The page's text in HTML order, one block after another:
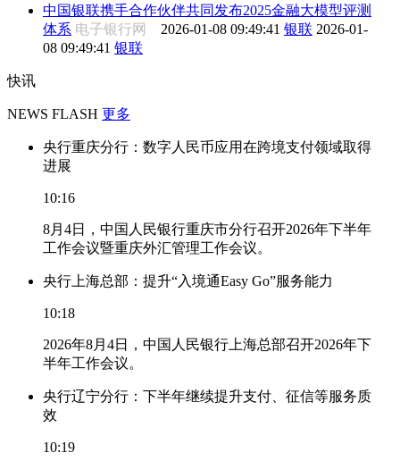
中国银联携手合作伙伴共同发布2025金融大模型评测
体系 电子银行网 2026-01-08 09:49:41 银联 2026-01-
08 09:49:41 银联
快讯
NEWS FLASH 更多
央行重庆分行：数字人民币应用在跨境支付领域取得
进展
10:16
8月4日，中国人民银行重庆市分行召开2026年下半年
工作会议暨重庆外汇管理工作会议。
央行上海总部：提升“入境通Easy Go”服务能力
10:18
2026年8月4日，中国人民银行上海总部召开2026年下
半年工作会议。
央行辽宁分行：下半年继续提升支付、征信等服务质
效
10:19